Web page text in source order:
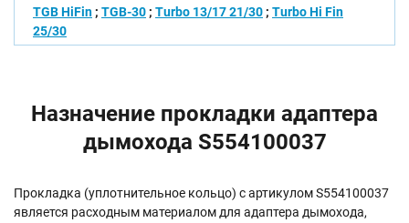
TGB HiFin; TGB-30; Turbo 13/17 21/30; Turbo Hi Fin
25/30
Назначение прокладки адаптера
дымохода S554100037
Прокладка (уплотнительное кольцо) с артикулом S554100037
является расходным материалом для адаптера дымохода,